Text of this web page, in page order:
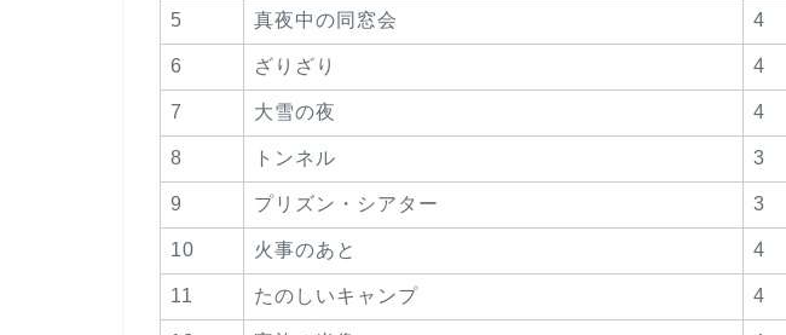
5 真夜中の同窓会 4
6 ざりざり 4
7 大雪の夜 4
8 トンネル 3
9 プリズン・シアター 3
10 火事のあと 4
11 たのしいキャンプ 4